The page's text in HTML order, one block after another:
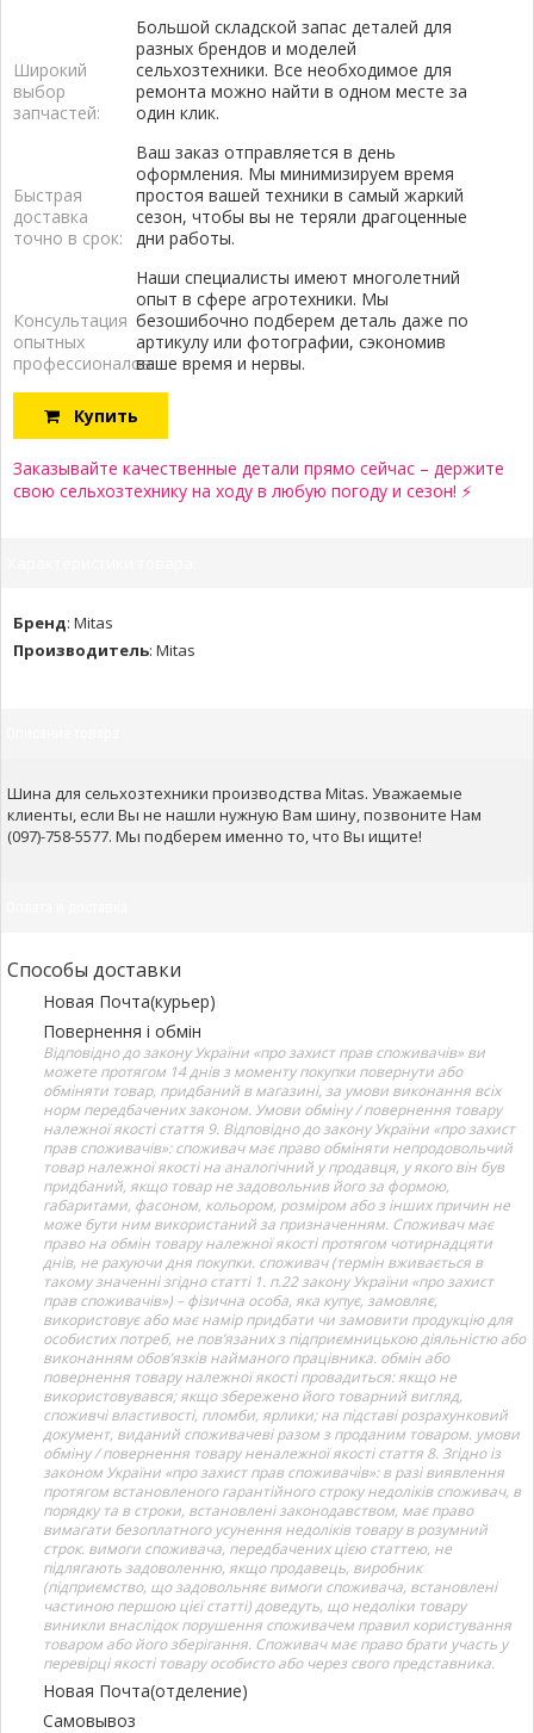
Широкий
выбор
запчастей:
Большой складской запас деталей для
разных брендов и моделей
сельхозтехники. Все необходимое для
ремонта можно найти в одном месте за
один клик.
Быстрая
доставка
точно в срок:
Ваш заказ отправляется в день
оформления. Мы минимизируем время
простоя вашей техники в самый жаркий
сезон, чтобы вы не теряли драгоценные
дни работы.
Консультация
опытных
профессионалов:
Наши специалисты имеют многолетний
опыт в сфере агротехники. Мы
безошибочно подберем деталь даже по
артикулу или фотографии, сэкономив
ваше время и нервы.
Купить
Заказывайте качественные детали прямо сейчас – держите
свою сельхозтехнику на ходу в любую погоду и сезон! ⚡
Бренд: Mitas
Производитель: Mitas
Шина для сельхозтехники производства Mitas. Уважаемые
клиенты, если Вы не нашли нужную Вам шину, позвоните Нам
(097)-758-5577. Мы подберем именно то, что Вы ищите!
Способы доставки
Новая Почта(курьер)
Повернення і обмін
Відповідно до закону України «про захист прав споживачів» ви
можете протягом 14 днів з моменту покупки повернути або
обміняти товар, придбаний в магазині, за умови виконання всіх
норм передбачених законом. Умови обміну / повернення товару
належної якості стаття 9. Відповідно до закону України «про захист
прав споживачів»: споживач має право обміняти непродовольчий
товар належної якості на аналогічний у продавця, у якого він був
придбаний, якщо товар не задовольнив його за формою,
габаритами, фасоном, кольором, розміром або з інших причин не
може бути ним використаний за призначенням. Споживач має
право на обмін товару належної якості протягом чотирнадцяти
днів, не рахуючи дня покупки. споживач (термін вживається в
такому значенні згідно статті 1. п.22 закону України «про захист
прав споживачів») – фізична особа, яка купує, замовляє,
використовує або має намір придбати чи замовити продукцію для
особистих потреб, не пов’язаних з підприємницькою діяльністю або
виконанням обов’язків найманого працівника. обмін або
повернення товару належної якості провадиться: якщо не
використовувався; якщо збережено його товарний вигляд,
споживчі властивості, пломби, ярлики; на підставі розрахунковий
документ, виданий споживачеві разом з проданим товаром. умови
обміну / повернення товару неналежної якості стаття 8. Згідно із
законом України «про захист прав споживачів»: в разі виявлення
протягом встановленого гарантійного строку недоліків споживач, в
порядку та в строки, встановлені законодавством, має право
вимагати безоплатного усунення недоліків товару в розумний
строк. вимоги споживача, передбачених цією статтею, не
підлягають задоволенню, якщо продавець, виробник
(підприємство, що задовольняє вимоги споживача, встановлені
частиною першою цієї статті) доведуть, що недоліки товару
виникли внаслідок порушення споживачем правил користування
товаром або його зберігання. Споживач має право брати участь у
перевірці якості товару особисто або через свого представника.
Новая Почта(отделение)
Самовывоз